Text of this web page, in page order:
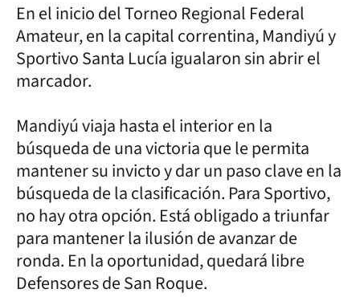
En el inicio del Torneo Regional Federal
Amateur, en la capital correntina, Mandiyú y
Sportivo Santa Lucía igualaron sin abrir el
marcador.
Mandiyú viaja hasta el interior en la
búsqueda de una victoria que le permita
mantener su invicto y dar un paso clave en la
búsqueda de la clasificación. Para Sportivo,
no hay otra opción. Está obligado a triunfar
para mantener la ilusión de avanzar de
ronda. En la oportunidad, quedará libre
Defensores de San Roque.